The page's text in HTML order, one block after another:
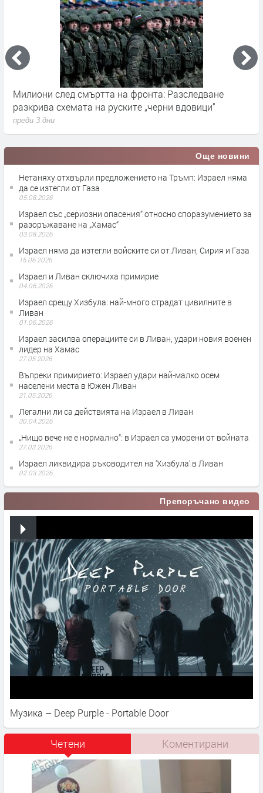
Милиони след смъртта на фронта: Разследване
разкрива схемата на руските „черни вдовици“
преди 3 дни
Още новини
Нетаняху отхвърли предложението на Тръмп: Израел няма
да се изтегли от Газа
05.08.2026
Израел със „сериозни опасения“ относно споразумението за
разоръжаване на „Хамас“
03.08.2026
Израел няма да изтегли войските си от Ливан, Сирия и Газа
15.06.2026
Израел и Ливан сключиха примирие
04.06.2026
Израел срещу Хизбула: най-много страдат цивилните в
Ливан
01.06.2026
Израел засилва операциите си в Ливан, удари новия военен
лидер на Хамас
27.05.2026
Въпреки примирието: Израел удари най-малко осем
населени места в Южен Ливан
21.05.2026
Легални ли са действията на Израел в Ливан
30.04.2026
„Нищо вече не е нормално“: в Израел са уморени от войната
27.03.2026
Израел ликвидира ръководител на 'Хизбула' в Ливан
02.03.2026
Препоръчано видео
Музика – Deep Purple - Portable Door
Четени Коментирани